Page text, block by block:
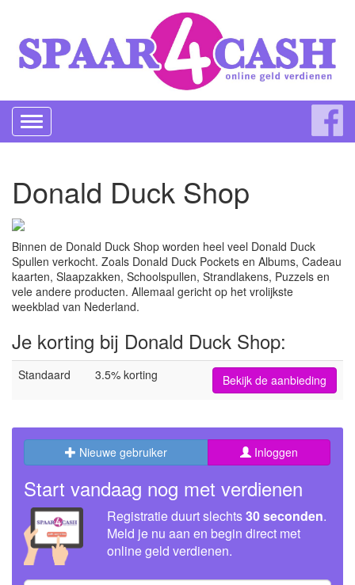
Toggle
navigation
Donald Duck Shop
Binnen de Donald Duck Shop worden heel veel Donald Duck
Spullen verkocht. Zoals Donald Duck Pockets en Albums, Cadeau
kaarten, Slaapzakken, Schoolspullen, Strandlakens, Puzzels en
vele andere producten. Allemaal gericht op het vrolijkste
weekblad van Nederland.
Je korting bij Donald Duck Shop:
Standaard 3.5% korting Bekijk de aanbieding
Nieuwe gebruiker Inloggen
Start vandaag nog met verdienen
Registratie duurt slechts30 seconden.
Meld je nu aan en begin direct met
online geld verdienen.